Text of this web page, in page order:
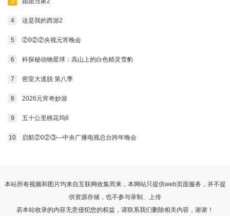
4 这是我的西游2
5 ②0②②央视元宵晚会
6 科探秘动物星球：高山上的白色精灵雪豹
7 密室大逃脱 第八季
8 2026元宵奇妙游
9 五十公里桃花坞6
10 启航②0②③—中央广播电视总台跨年晚会
本站所有视频和图片均来自互联网收集而来，本网站只提供web页面服务，并不提
供资源存储，也不参与录制、上传
若本站收录的内容无意侵犯您的权益，请联系我们删除相关内容，谢谢！